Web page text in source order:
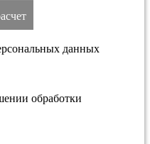
данных
обработки